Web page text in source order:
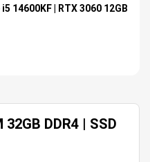
14600KF | RTX 3060 12GB
i5-14600KF
core) và 20 luồng, xung
hiệu năng tối đa, xử lý
DDR4 | SSD